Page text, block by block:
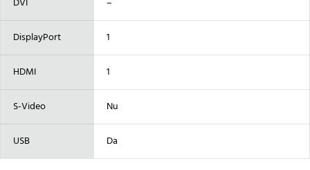
DVI –
DisplayPort 1
HDMI 1
S-Video Nu
USB Da